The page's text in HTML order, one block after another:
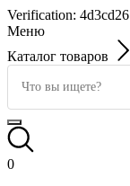
Verification:
Меню
Каталог товаров
0